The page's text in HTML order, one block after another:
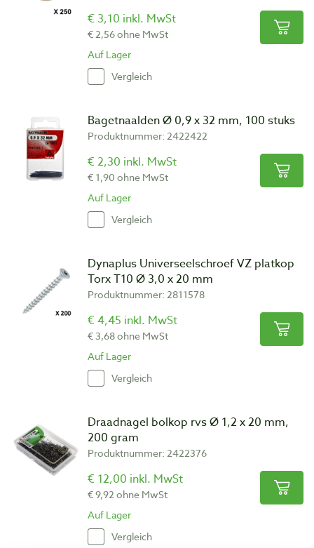
€ 3,10 inkl. MwSt
€ 2,56 ohne MwSt
Auf Lager
Vergleich
Bagetnaalden Ø 0,9 x 32 mm, 100 stuks
Produktnummer: 2422422
€ 2,30 inkl. MwSt
€ 1,90 ohne MwSt
Auf Lager
Vergleich
Dynaplus Universeelschroef VZ platkop
Torx T10 Ø 3,0 x 20 mm
Produktnummer: 2811578
€ 4,45 inkl. MwSt
€ 3,68 ohne MwSt
Auf Lager
Vergleich
Draadnagel bolkop rvs Ø 1,2 x 20 mm,
200 gram
Produktnummer: 2422376
€ 12,00 inkl. MwSt
€ 9,92 ohne MwSt
Auf Lager
Vergleich